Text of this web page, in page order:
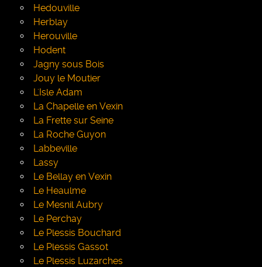
Hedouville
Herblay
Herouville
Hodent
Jagny sous Bois
Jouy le Moutier
L'Isle Adam
La Chapelle en Vexin
La Frette sur Seine
La Roche Guyon
Labbeville
Lassy
Le Bellay en Vexin
Le Heaulme
Le Mesnil Aubry
Le Perchay
Le Plessis Bouchard
Le Plessis Gassot
Le Plessis Luzarches